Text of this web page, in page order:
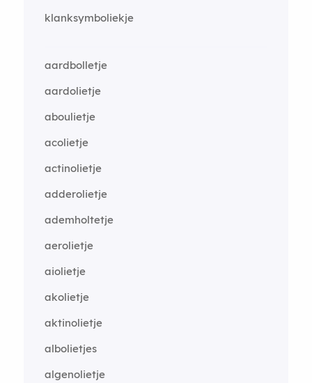
klanksymboliekje
aardbolletje
aardolietje
aboulietje
acolietje
actinolietje
adderolietje
ademholtetje
aerolietje
aiolietje
akolietje
aktinolietje
albolietjes
algenolietje